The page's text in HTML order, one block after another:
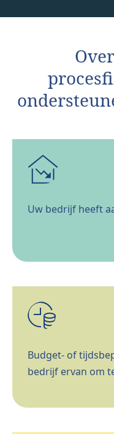
Uw bedrijf heeft
Budget- of
bedrijf ervan om